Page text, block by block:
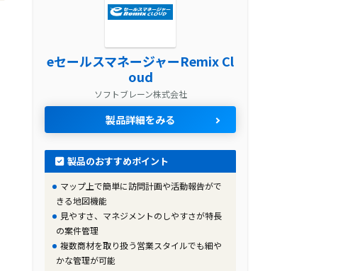
eセールスマネージャーRemix Cl
oud
ソフトブレーン株式会社
製品詳細をみる
製品のおすすめポイント
マップ上で簡単に訪問計画や活動報告がで
きる地図機能
見やすさ、マネジメントのしやすさが特長
の案件管理
複数商材を取り扱う営業スタイルでも細や
かな管理が可能